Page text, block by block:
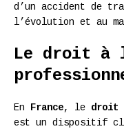
d’un accident de
l’évolution et au
Le droit à
En France, le droit
est un dispositif